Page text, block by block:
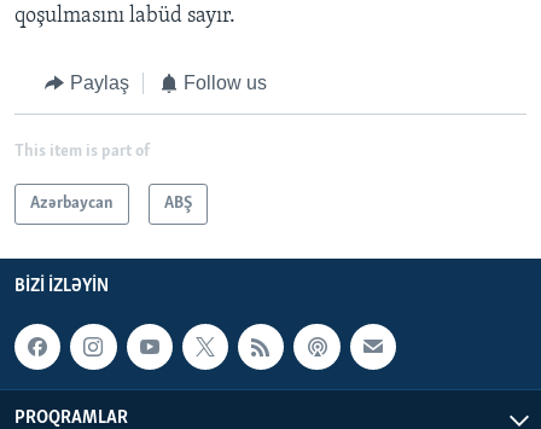
qoşulmasını labüd sayır.
Paylaş Follow us
This item is part of
Azərbaycan ABŞ
BIZI IZLƏYIN
PROQRAMLAR